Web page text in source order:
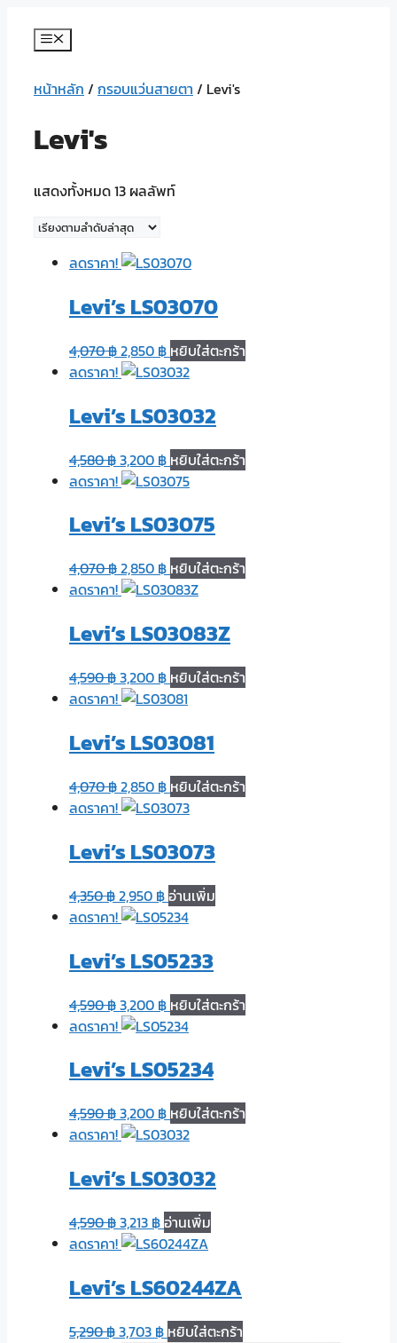
Menu
หน้าหลัก / กรอบแว่นสายตา / Levi's
Levi's
แสดงทั้งหมด 13 ผลลัพท์
ลดราคา!
Levi’s LS03070
4,070฿2,850 ฿ หยิบใส่ตะกร้า
ลดราคา!
Levi’s LS03032
4,580฿3,200 ฿ หยิบใส่ตะกร้า
ลดราคา!
Levi’s LS03075
4,070฿2,850 ฿ หยิบใส่ตะกร้า
ลดราคา!
Levi’s LS03083Z
4,590฿3,200 ฿ หยิบใส่ตะกร้า
ลดราคา!
Levi’s LS03081
4,070฿2,850 ฿ หยิบใส่ตะกร้า
ลดราคา!
Levi’s LS03073
4,350฿2,950 ฿อ่านเพิ่ม
ลดราคา!
Levi’s LS05233
4,590฿3,200 ฿ หยิบใส่ตะกร้า
ลดราคา!
Levi’s LS05234
4,590฿3,200 ฿ หยิบใส่ตะกร้า
ลดราคา!
Levi’s LS03032
4,590฿3,213 ฿อ่านเพิ่ม
ลดราคา!
Levi’s LS60244ZA
5,290฿3,703 ฿ หยิบใส่ตะกร้า